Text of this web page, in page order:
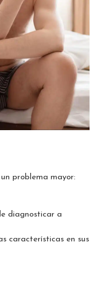
problema mayor:
diagnosticar a
características en sus